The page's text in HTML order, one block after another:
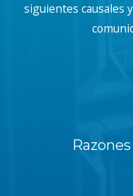
siguientes causales